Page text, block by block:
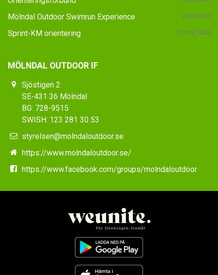
Mölndal Outdoor Swimrun Experience 2 jun 2026
Sprint-KM orientering 27 maj 2026
MÖLNDAL OUTDOOR IF
Sjöstigen 2
SE-431 36 Mölndal
BG: 728-9515
SWISH: 123 281 30 53
styrelsen@molndaloutdoor.se
https://www.molndaloutdoor.se/
https://www.facebook.com/groups/molndaloutdoor